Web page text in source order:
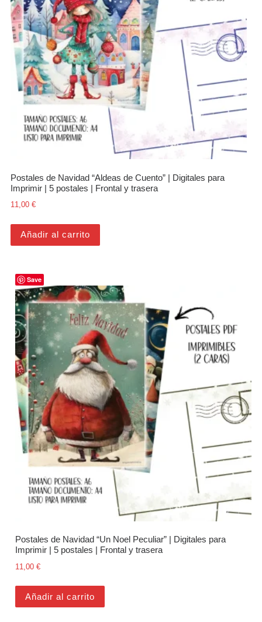
Postales de Navidad “Aldeas de Cuento” | Digitales para
Imprimir | 5 postales | Frontal y trasera
11,00€
Añadir al carrito
Save
Postales de Navidad “Un Noel Peculiar” | Digitales para
Imprimir | 5 postales | Frontal y trasera
11,00€
Añadir al carrito